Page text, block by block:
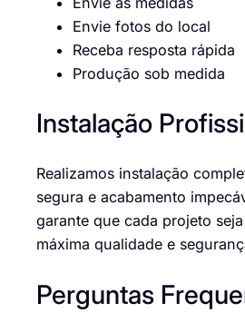
Envie fotos do local
Receba resposta rápida
Produção sob medida
Instalação
Realizamos instalação
segura e acabamento
garante que cada projeto
máxima qualidade e
Perguntas